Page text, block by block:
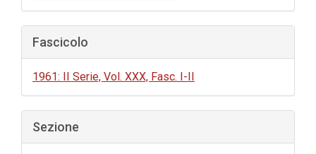
Fascicolo
1961: II Serie, Vol. XXX, Fasc. I-II
Sezione